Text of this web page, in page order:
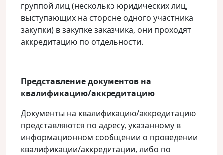
группой лиц (несколько юридических лиц,
выступающих на стороне одного участника
закупки) в закупке заказчика, они проходят
аккредитацию по отдельности.
Представление документов на
квалификацию/аккредитацию
Документы на квалификацию/аккредитацию
представляются по адресу, указанному в
информационном сообщении о проведении
квалификации/аккредитации, либо по